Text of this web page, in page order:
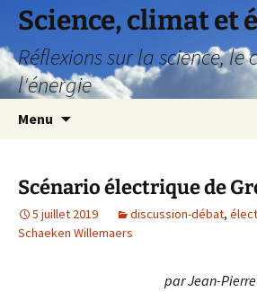
Science, climat et
Réflexions sur la science, le
l'énergie
Menu
Scénario électrique de
5 juillet 2019 discussion-débat,
Schaeken Willemaers
par Jean-